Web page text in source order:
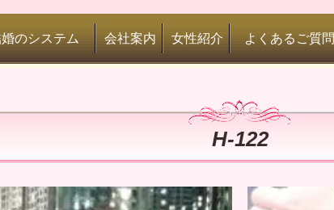
のシステム 会社案内 女性紹介 よくあるご質問
H-122